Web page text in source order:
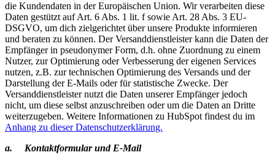
die Kundendaten in der Europäischen Union. Wir verarbeiten diese
Daten gestützt auf Art. 6 Abs. 1 lit. f sowie Art. 28 Abs. 3 EU-
DSGVO, um dich zielgerichtet über unsere Produkte informieren
und beraten zu können. Der Versanddienstleister kann die Daten der
Empfänger in pseudonymer Form, d.h. ohne Zuordnung zu einem
Nutzer, zur Optimierung oder Verbesserung der eigenen Services
nutzen, z.B. zur technischen Optimierung des Versands und der
Darstellung der E-Mails oder für statistische Zwecke. Der
Versanddienstleister nutzt die Daten unserer Empfänger jedoch
nicht, um diese selbst anzuschreiben oder um die Daten an Dritte
weiterzugeben. Weitere Informationen zu HubSpot findest du im
Anhang zu dieser Datenschutzerklärung.
a. Kontaktformular und E-Mail